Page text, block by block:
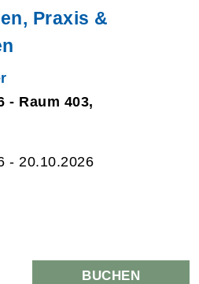
Praxis &
- Raum 403,
- 20.10.2026
BUCHEN